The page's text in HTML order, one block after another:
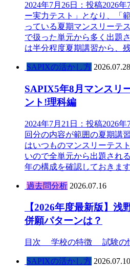
2024年7月26日：投稿2026
ー実力テスト」となり、「
っている夏期マンスリーテ
で扱った単元から多く出題
は半分程度夏期講習から、
SAPIXの活かし方 2026.07.28
SAPIX5年8月マンスリ
ント!理科編
2024年7月21日：投稿2026
回分の内容が範囲の夏期講
はいつものマンスリーテス
いので全単元から出題され
年の構成を確認しておきま
過去問分析 2026.07.16
【2026年度最新版】
併願パターンは？
目次 学校の特徴 試験の
SAPIXの活かし方 2026.07.10